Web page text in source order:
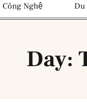
Công Nghệ Du
Day: